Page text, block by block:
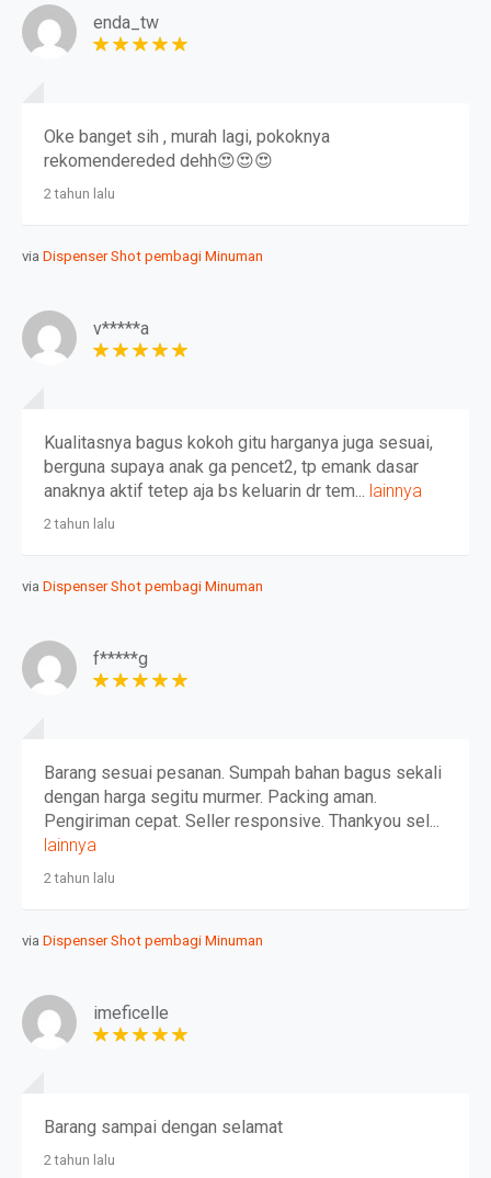
enda_tw
Oke banget sih , murah lagi, pokoknya
rekomendereded dehh😍😍😍
2 tahun lalu
via Dispenser Shot pembagi Minuman
v*****a
Kualitasnya bagus kokoh gitu harganya juga sesuai,
berguna supaya anak ga pencet2, tp emank dasar
anaknya aktif tetep aja bs keluarin dr tem... lainnya
2 tahun lalu
via Dispenser Shot pembagi Minuman
f*****g
Barang sesuai pesanan. Sumpah bahan bagus sekali
dengan harga segitu murmer. Packing aman.
Pengiriman cepat. Seller responsive. Thankyou sel...
lainnya
2 tahun lalu
via Dispenser Shot pembagi Minuman
imeficelle
Barang sampai dengan selamat
2 tahun lalu